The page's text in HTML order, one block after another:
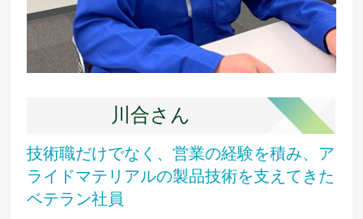
川合さん
技術職だけでなく、営業の経験を積み、ア
ライドマテリアルの製品技術を支えてきた
ベテラン社員